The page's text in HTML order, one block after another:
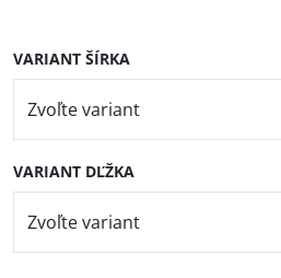
VARIANT ŠÍRKA
VARIANT DĽŽKA